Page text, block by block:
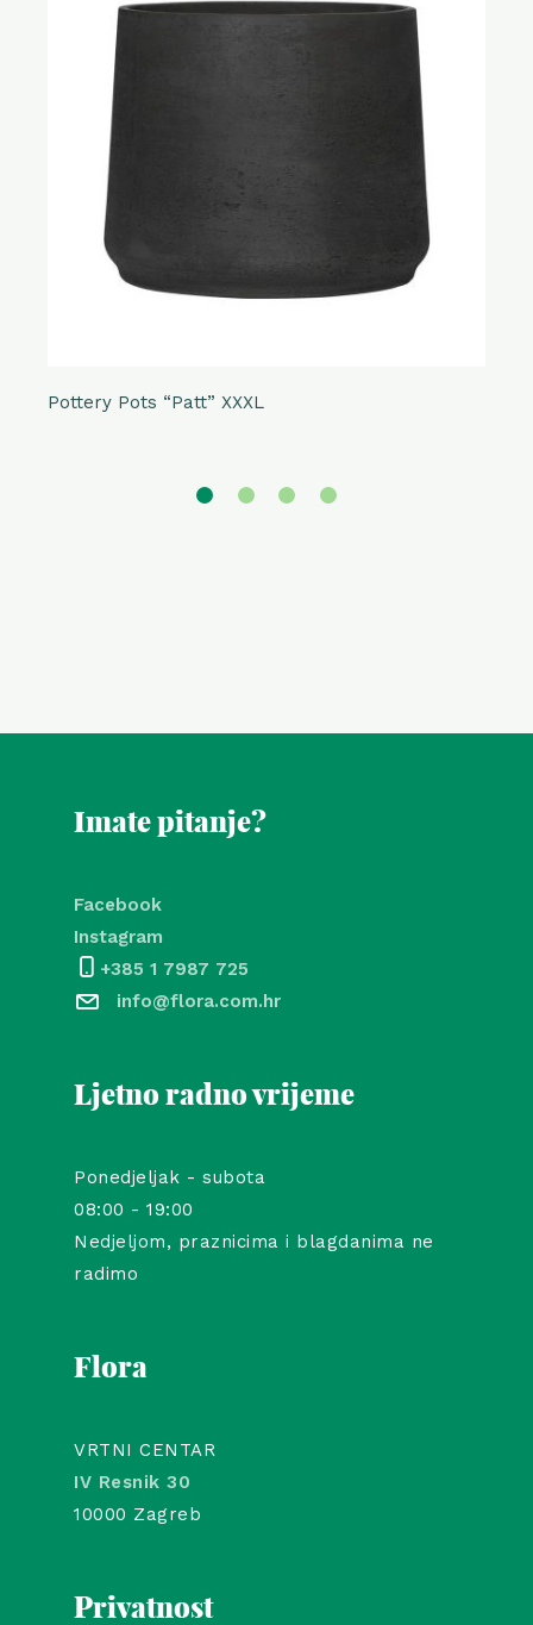
Pottery Pots “Patt” XXXL
Imate pitanje?
Facebook
Instagram
+385 1 7987 725
info@flora.com.hr
Ljetno radno vrijeme
Ponedjeljak - subota
08:00 - 19:00
Nedjeljom, praznicima i blagdanima ne
radimo
Flora
VRTNI CENTAR
IV Resnik 30
10000 Zagreb
Privatnost